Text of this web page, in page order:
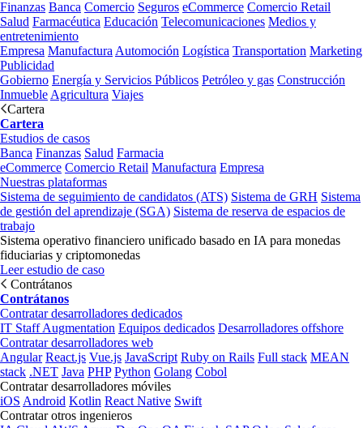
Finanzas Banca Comercio Seguros eCommerce Comercio Retail
Salud Farmacéutica Educación Telecomunicaciones Medios y
entretenimiento
Empresa Manufactura Automoción Logística Transportation Marketing
Publicidad
Gobierno Energía y Servicios Públicos Petróleo y gas Construcción
Inmueble Agricultura Viajes
Cartera
Cartera
Estudios de casos
Banca Finanzas Salud Farmacia
eCommerce Comercio Retail Manufactura Empresa
Nuestras plataformas
Sistema de seguimiento de candidatos (ATS) Sistema de GRH Sistema
de gestión del aprendizaje (SGA) Sistema de reserva de espacios de
trabajo
Sistema operativo financiero unificado basado en IA para monedas
fiduciarias y criptomonedas
Leer estudio de caso
Contrátanos
Contrátanos
Contratar desarrolladores dedicados
IT Staff Augmentation Equipos dedicados Desarrolladores offshore
Contratar desarrolladores web
Angular React.js Vue.js JavaScript Ruby on Rails Full stack MEAN
stack .NET Java PHP Python Golang Cobol
Contratar desarrolladores móviles
iOS Android Kotlin React Native Swift
Contratar otros ingenieros